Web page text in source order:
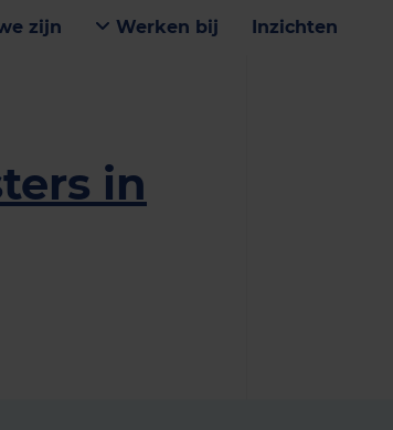
zijn Werken bij Inzichten
in